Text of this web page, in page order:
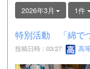
2026年3月 1件
特別活動 「綿で
投稿日時 : 03/27 高